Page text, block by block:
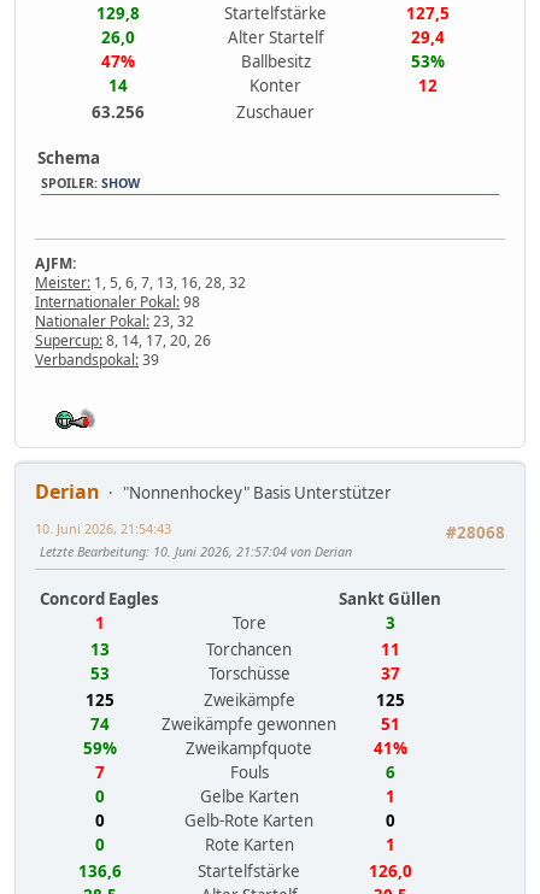
129,8
Startelfstärke
127,5
26,0
Alter Startelf
29,4
47%
Ballbesitz
53%
14
Konter
12
63.256
Zuschauer
Schema
SPOILER: SHOW
AJFM:
Meister: 1, 5, 6, 7, 13, 16, 28, 32
Internationaler Pokal:98
Nationaler Pokal:23, 32
Supercup:8, 14, 17, 20, 26
Verbandspokal:39
Derian
"Nonnenhockey" Basis Unterstützer
#28068
10. Juni 2026, 21:54:43
Letzte Bearbeitung: 10. Juni 2026, 21:57:04 von Derian
Concord Eagles
Sankt Güllen
1
Tore
3
13
Torchancen
11
53
Torschüsse
37
125
Zweikämpfe
125
74
Zweikämpfe gewonnen
51
59%
Zweikampfquote
41%
7
Fouls
6
0
Gelbe Karten
1
0
Gelb-Rote Karten
0
0
Rote Karten
1
136,6
Startelfstärke
126,0